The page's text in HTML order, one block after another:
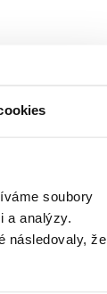
soubory
a analýzy.
následovaly, že